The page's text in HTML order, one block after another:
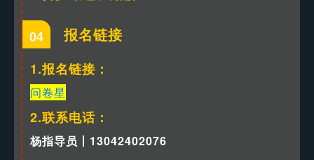
04 报名链接
1.报名链接：
问卷星
2.联系电话：
杨指导员丨13042402076